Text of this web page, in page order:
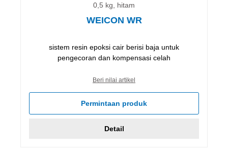
0,5 kg, hitam
WEICON WR
sistem resin epoksi cair berisi baja untuk
pengecoran dan kompensasi celah
Beri nilai artikel
Permintaan produk
Detail